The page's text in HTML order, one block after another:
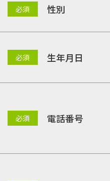
性別
生年月日
電話番号